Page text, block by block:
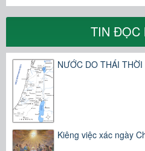
TIN ĐỌC
NƯỚC DO THÁI THỜI
Kiêng việc xác ngày